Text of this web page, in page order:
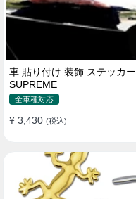
車 貼り付け 装飾 ステッカー
SUPREME
全車種対応
¥ 3,430 (税込)